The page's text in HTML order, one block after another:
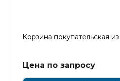
Корзина покупательская
Цена по запросу